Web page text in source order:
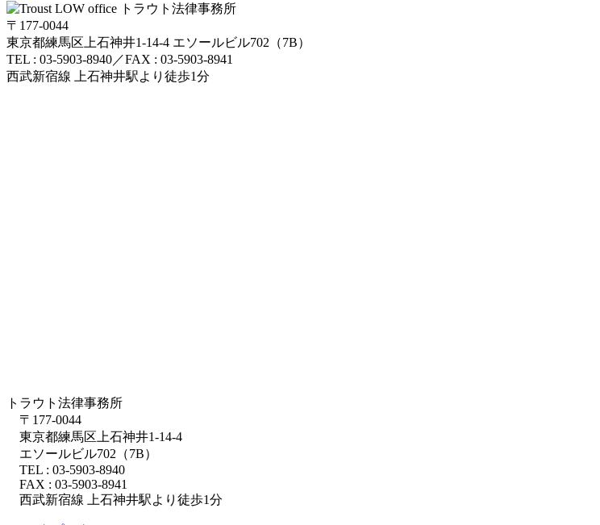
〒177-0044
東京都練馬区上石神井1-14-4 エソールビル702（7B）
TEL : 03-5903-8940／FAX : 03-5903-8941
西武新宿線 上石神井駅より徒歩1分
トラウト法律事務所
〒177-0044
東京都練馬区上石神井1-14-4
エソールビル702（7B）
TEL : 03-5903-8940
FAX : 03-5903-8941
西武新宿線 上石神井駅より徒歩1分